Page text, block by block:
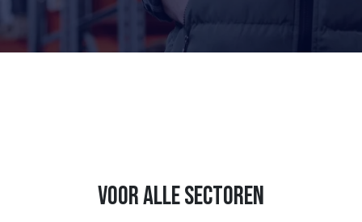
voor alle sectoren